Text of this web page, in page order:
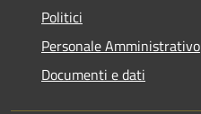
Politici
Personale Amministrativo
Documenti e dati